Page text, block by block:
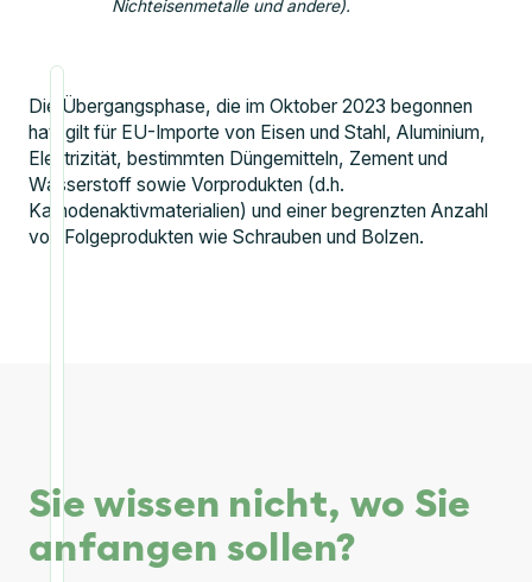
Nichteisenmetalle und andere).
Die Übergangsphase, die im Oktober 2023 begonnen
hat, gilt für EU-Importe von Eisen und Stahl, Aluminium,
Elektrizität, bestimmten Düngemitteln, Zement und
Wasserstoff sowie Vorprodukten (d.h.
Kathodenaktivmaterialien) und einer begrenzten Anzahl
von Folgeprodukten wie Schrauben und Bolzen.
Sie wissen nicht, wo Sie
anfangen sollen?